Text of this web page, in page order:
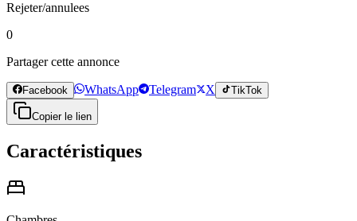
Rejeter/annulees
0
Partager cette annonce
Facebook WhatsApp Telegram X TikTok
Copier le lien
Caractéristiques